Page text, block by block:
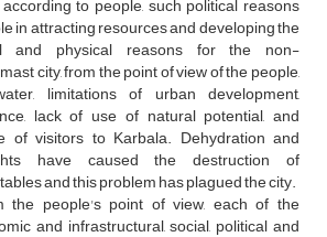
to people, such political reasons
in attracting resources and developing the
and physical reasons for the non-
city, from the point of view of the people,
limitations of urban development,
lack of use of natural potential, and
of visitors to Karbala. Dehydration and
have caused the destruction of
and this problem has plagued the city.
the people's point of view, each of the
and infrastructural, social, political and